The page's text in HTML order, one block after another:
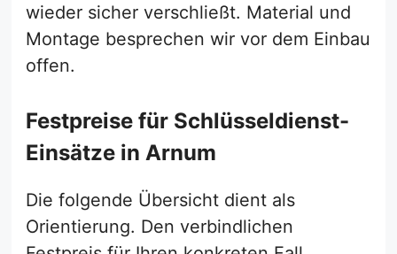
wieder sicher verschließt. Material und
Montage besprechen wir vor dem Einbau
offen.
Festpreise für Schlüsseldienst-
Einsätze in Arnum
Die folgende Übersicht dient als
Orientierung. Den verbindlichen